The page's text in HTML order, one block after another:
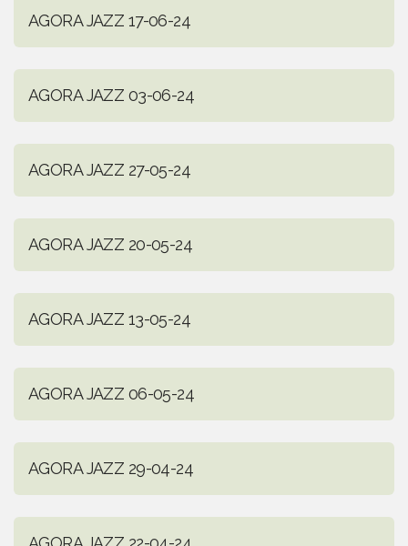
AGORA JAZZ 17-06-24
AGORA JAZZ 03-06-24
AGORA JAZZ 27-05-24
AGORA JAZZ 20-05-24
AGORA JAZZ 13-05-24
AGORA JAZZ 06-05-24
AGORA JAZZ 29-04-24